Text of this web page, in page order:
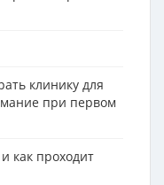
клинику для
при первом
как проходит